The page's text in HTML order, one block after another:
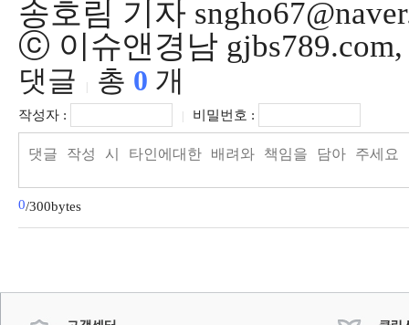
송호림 기자
ⓒ 이슈앤경남
댓글 총 0 개
작성자 : 비밀번호 :
0/300bytes